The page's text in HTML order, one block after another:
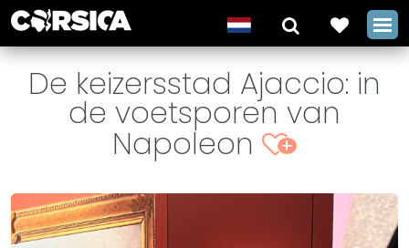
De keizersstad Ajaccio: in
de voetsporen van
Napoleon +